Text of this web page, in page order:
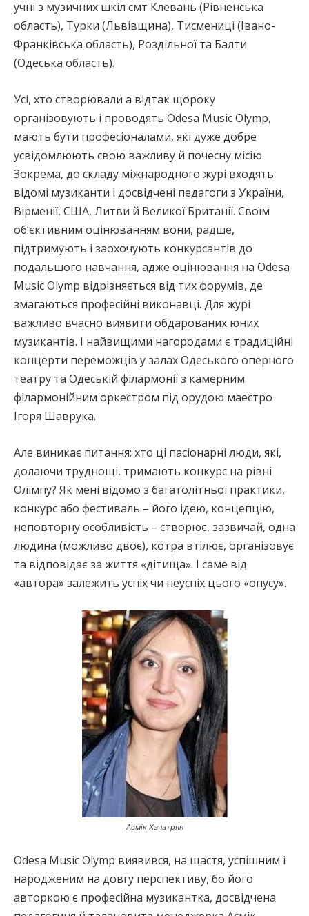
учні з музичних шкіл смт Клевань (Рівненська
область), Турки (Львівщина), Тисмениці (Івано-
Франківська область), Роздільної та Балти
(Одеська область).
Усі, хто створювали а відтак щороку
організовують і проводять Odesa Music Olymp,
мають бути професіоналами, які дуже добре
усвідомлюють свою важливу й почесну місію.
Зокрема, до складу міжнародного журі входять
відомі музиканти і досвідчені педагоги з України,
Вірменії, США, Литви й Великої Британії. Своїм
об’єктивним оцінюванням вони, радше,
підтримують і заохочують конкурсантів до
подальшого навчання, адже оцінювання на Odesa
Music Olymp відрізняється від тих форумів, де
змагаються професійні виконавці. Для журі
важливо вчасно виявити обдарованих юних
музикантів. І найвищими нагородами є традиційні
концерти переможців у залах Одеського оперного
театру та Одеській філармонії з камерним
філармонійним оркестром під орудою маестро
Ігоря Шаврука.
Але виникає питання: хто ці пасіонарні люди, які,
долаючи труднощі, тримають конкурс на рівні
Олімпу? Як мені відомо з багатолітньої практики,
конкурс або фестиваль – його ідею, концепцію,
неповторну особливість – створює, зазвичай, одна
людина (можливо двоє), котра втілює, організовує
та відповідає за життя «дітища». І саме від
«автора» залежить успіх чи неуспіх цього «опусу».
Асмік Хачатрян
Odesa Music Olymp виявився, на щастя, успішним і
народженим на довгу перспективу, бо його
авторкою є професійна музикантка, досвідчена